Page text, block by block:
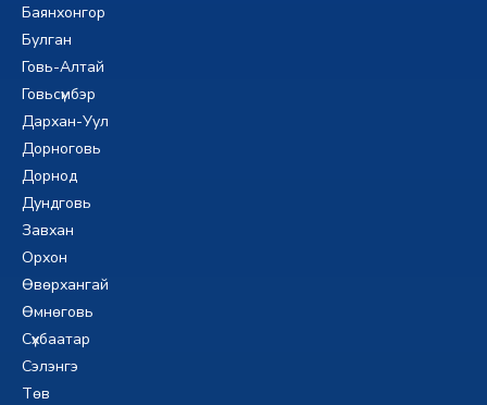
Баянхонгор
Булган
Говь-Алтай
Говьсүмбэр
Дархан-Уул
Дорноговь
Дорнод
Дундговь
Завхан
Орхон
Өвөрхангай
Өмнөговь
Сүхбаатар
Сэлэнгэ
Төв